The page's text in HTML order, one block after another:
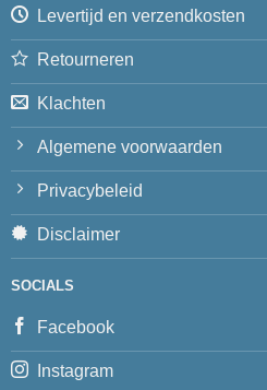
Levertijd en verzendkosten
Retourneren
Klachten
Algemene voorwaarden
Privacybeleid
Disclaimer
SOCIALS
Facebook
Instagram